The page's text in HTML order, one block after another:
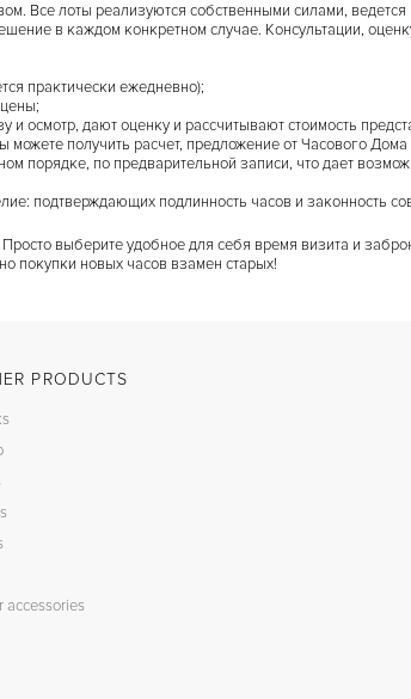
Все лоты реализуются собственными силами,
в каждом конкретном случае. Консультации,
практически ежедневно);
и осмотр, дают оценку и рассчитывают стоимость
получить расчет, предложение от Часового Дома
порядке, по предварительной записи, что дает
подтверждающих подлинность часов и законность
выберите удобное для себя время визита и
покупки новых часов взамен старых!
PRODUCTS
accessories